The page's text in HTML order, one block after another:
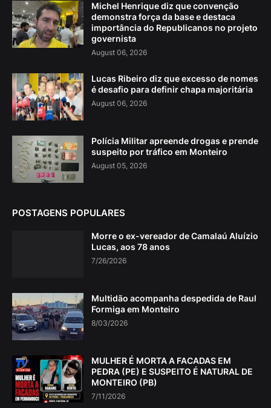
Michel Henrique diz que convenção
demonstra força da base e destaca
importância do Republicanos no projeto
governista
August 06, 2026
Lucas Ribeiro diz que excesso de nomes
é desafio para definir chapa majoritária
August 06, 2026
Polícia Militar apreende drogas e prende
suspeito por tráfico em Monteiro
August 05, 2026
POSTAGENS POPULARES
Morre o ex-vereador de Camalaú Aluízio
Lucas, aos 78 anos
7/26/2026
Multidão acompanha despedida de Raul
Formiga em Monteiro
8/03/2026
MULHER É MORTA A FACADAS EM
PEDRA (PE) E SUSPEITO É NATURAL DE
MONTEIRO (PB)
7/11/2026